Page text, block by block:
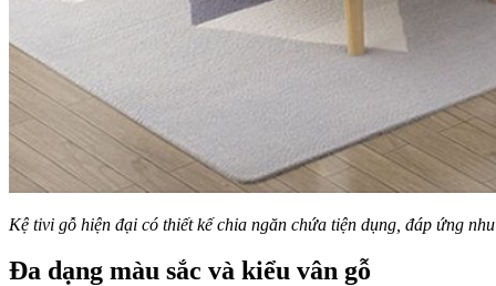
Kệ tivi gỗ hiện đại có thiết kế chia ngăn chứa tiện dụng, đáp ứng
Đa dạng màu sắc và kiểu vân gỗ